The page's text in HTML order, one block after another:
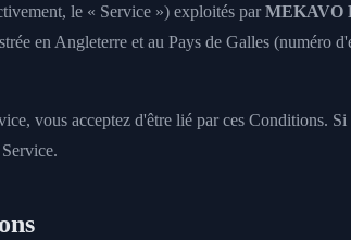
le « Service ») exploités parMEKAVO
en Angleterre et au Pays de Galles (numéro
vous acceptez d'être lié par ces Conditions. Si